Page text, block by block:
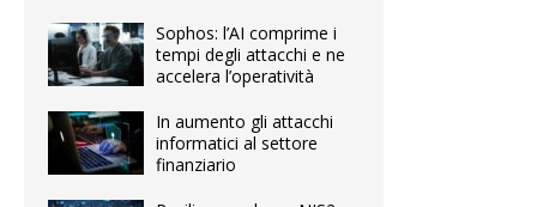
Sophos: l’AI comprime i
tempi degli attacchi e ne
accelera l’operatività
In aumento gli attacchi
informatici al settore
finanziario